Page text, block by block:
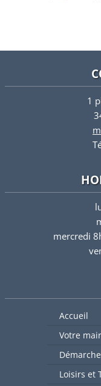
1
mercredi
Accueil
Votre
Loisirs et